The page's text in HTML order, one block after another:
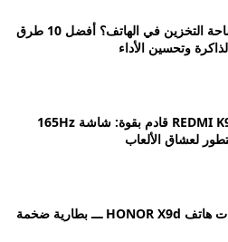
كيف أفرغ مساحة التخزين في الهاتف؟ أفضل 10 طرق
وتحسين الأداء
هاتف REDMI K90 Max قادم بقوة: شاشة 165Hz
لعشاق الألعاب
سعر ومواصفات هاتف HONOR X9d ـــ بطارية ضخمة